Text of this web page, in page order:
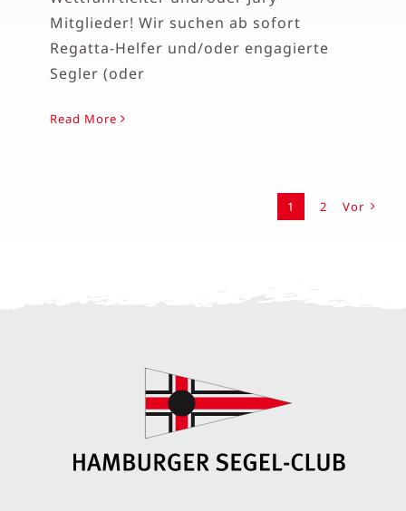
Mitglieder! Wir suchen ab sofort
Regatta-Helfer und/oder engagierte
Segler (oder
Read More
1 2 Vor